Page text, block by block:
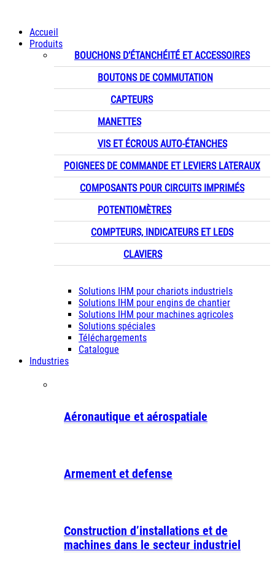
Accueil
Produits
BOUCHONS D’ÉTANCHÉITÉ ET ACCESSOIRES
BOUTONS DE COMMUTATION
CAPTEURS
MANETTES
VIS ET ÉCROUS AUTO-ÉTANCHES
POIGNEES DE COMMANDE ET LEVIERS LATERAUX
COMPOSANTS POUR CIRCUITS IMPRIMÉS
POTENTIOMÈTRES
COMPTEURS, INDICATEURS ET LEDS
CLAVIERS
Solutions IHM pour chariots industriels
Solutions IHM pour engins de chantier
Solutions IHM pour machines agricoles
Solutions spéciales
Téléchargements
Catalogue
Industries
Aéronautique et aérospatiale
Armement et defense
Construction d’installations et de
machines dans le secteur industriel